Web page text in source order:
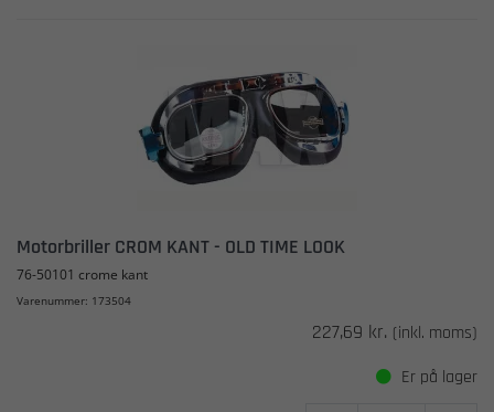
Motorbriller CROM KANT - OLD TIME LOOK
76-50101 crome kant
Varenummer: 173504
227,69 kr. (inkl. moms)
Er på lager